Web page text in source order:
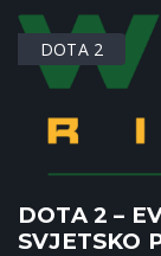
DOTA 2
DOTA 2 –
SVJETSKO